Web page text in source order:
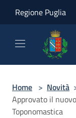
Regione Puglia
Home > Novità
Approvato il
Toponomastica